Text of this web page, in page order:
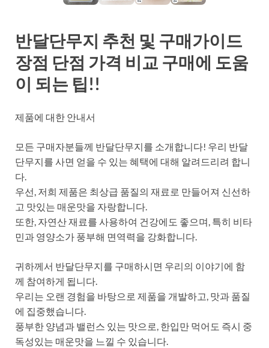
반달단무지 추천 및 구매가이드
장점 단점 가격 비교 구매에 도움
이 되는 팁!!
제품에 대한 안내서
모든 구매자분들께 반달단무지를 소개합니다! 우리 반달
단무지를 사면 얻을 수 있는 혜택에 대해 알려드리려 합니
다.
우선, 저희 제품은 최상급 품질의 재료로 만들어져 신선하
고 맛있는 매운맛을 자랑합니다.
또한, 자연산 재료를 사용하여 건강에도 좋으며, 특히 비타
민과 영양소가 풍부해 면역력을 강화합니다.
귀하께서 반달단무지를 구매하시면 우리의 이야기에 함
께 참여하게 됩니다.
우리는 오랜 경험을 바탕으로 제품을 개발하고, 맛과 품질
에 집중했습니다.
풍부한 양념과 밸런스 있는 맛으로, 한입만 먹어도 즉시 중
독성있는 매운맛을 느낄 수 있습니다.